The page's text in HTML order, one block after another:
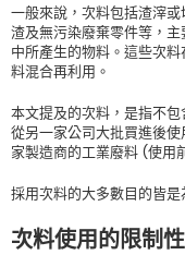
一般來說，次料包括渣滓
渣及無污染廢棄零件等，
中所產生的物料。這些次
料混合再利用。
本文提及的次料，是指不
從另一家公司大批買進後
家製造商的工業廢料 (使用
採用次料的大多數目的皆
次料使用的限制性